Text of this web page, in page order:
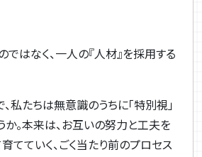
ではなく、一人の『人材』を採用する
私たちは無意識のうちに「特別視」
か。本来は、お互いの努力と工夫を
てていく、ごく当たり前のプロセス